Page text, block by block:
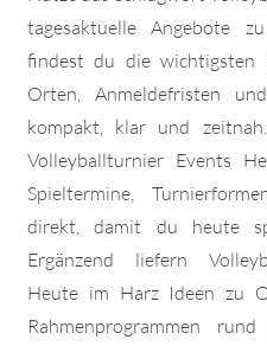
tagesaktuelle Angebote
findest du die wichtigsten
Orten, Anmeldefristen
kompakt, klar und
Volleyballturnier Events
Spieltermine,
direkt, damit du heute
Ergänzend liefern
Heute im Harz Ideen zu
Rahmenprogrammen